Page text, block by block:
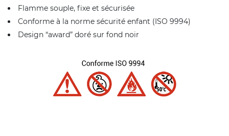
Flamme souple, fixe et sécurisée
Conforme à la norme sécurité enfant (ISO 9994)
Design “award” doré sur fond noir